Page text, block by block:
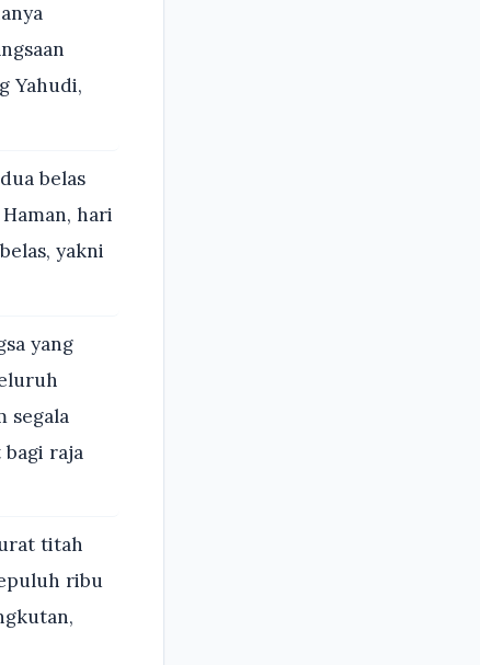
Yahudi,
belas
hari
yakni
yang
segala
raja
titah
ribu